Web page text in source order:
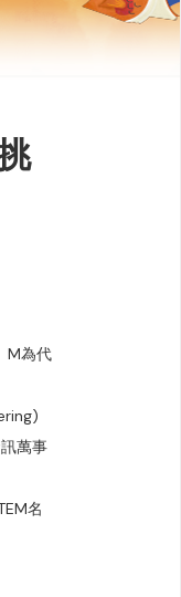
M為代
萬事
名